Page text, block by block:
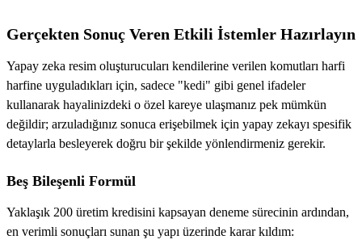
Gerçekten Sonuç Veren Etkili İstemler Hazırlayın
Yapay zeka resim oluşturucuları kendilerine verilen komutları harfi
harfine uyguladıkları için, sadece "kedi" gibi genel ifadeler
kullanarak hayalinizdeki o özel kareye ulaşmanız pek mümkün
değildir; arzuladığınız sonuca erişebilmek için yapay zekayı spesifik
detaylarla besleyerek doğru bir şekilde yönlendirmeniz gerekir.
Beş Bileşenli Formül
Yaklaşık 200 üretim kredisini kapsayan deneme sürecinin ardından,
en verimli sonuçları sunan şu yapı üzerinde karar kıldım: